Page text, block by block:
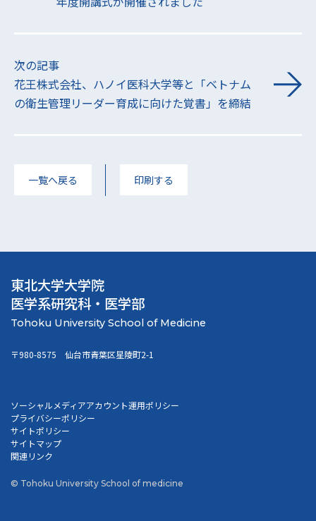
次の記事
花王株式会社、ハノイ医科大学等と「ベトナム
の衛生管理リーダー育成に向けた覚書」を締結
一覧へ戻る 印刷する
東北大学大学院
医学系研究科・医学部
〒980-8575 仙台市青葉区星陵町2-1
ソーシャルメディアアカウント運用ポリシー
プライバシーポリシー
サイトポリシー
サイトマップ
関連リンク
© Tohoku University School of medicine